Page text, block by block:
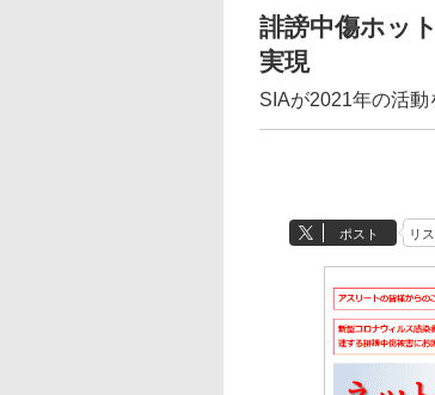
誹謗中傷ホッ
実現
SIAが2021年の活動
ポスト リ